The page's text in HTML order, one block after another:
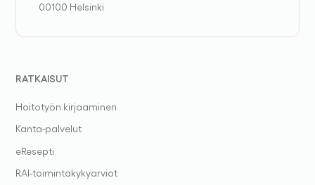
00100 Helsinki
RATKAISUT
Hoitotyön kirjaaminen
Kanta-palvelut
eResepti
RAI-toimintakykyarviot